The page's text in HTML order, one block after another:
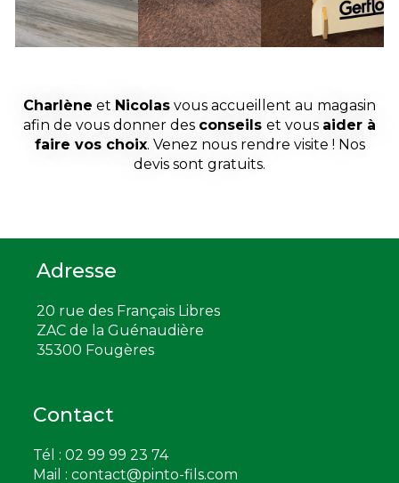
Charlène et Nicolas vous accueillent au magasin
afin de vous donner des conseils et vous aider à
faire vos choix. Venez nous rendre visite ! Nos
devis sont gratuits.
Adresse
20 rue des Français Libres
ZAC de la Guénaudière
35300 Fougères
Contact
Tél : 02 99 99 23 74
Mail : contact@pinto-fils.com